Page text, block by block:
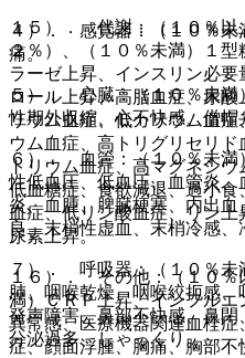
１５）． 代謝：（１０％以
２％）、（１０％未満）１型
ラーゼ上昇、インスリン必
ロール上昇、高脂血症、尿
リウム血症、低カリウム血
ウム血症、高トリグリセリ
トリウム血症、高マグネシ
低血糖症、食欲減退、過小
血症、低リン酸血症、リン上
尿素上昇。
１６）． その他：（１０％
満）ＣＲＰ上昇、インフルエ
異常感、医療機器関連血栓
症、顔面浮腫、胸痛、胸部
４）． 感覚器：（１０％未
痛。
５）． 心臓：（１０％未満
性期外収縮、心不快感、僧帽
６）． 血管：（１０％未満
性低血圧、低血圧、血管炎
炎、血腫、脾臓梗塞、内出
良、末梢性虚血、末梢冷感、
７）． 呼吸器：（１０％未
肺、咽喉乾燥、咽喉絞扼感、
発声障害、鼻部不快感、鼻
分泌過多、しゃっくり。